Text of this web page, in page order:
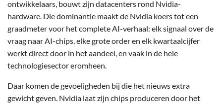
ontwikkelaars, bouwt zijn datacenters rond Nvidia-
hardware. Die dominantie maakt de Nvidia koers tot een
graadmeter voor het complete AI-verhaal: elk signaal over de
vraag naar AI-chips, elke grote order en elk kwartaalcijfer
werkt direct door in het aandeel, en vaak in de hele
technologiesector eromheen.
Daar komen de gevoeligheden bij die het nieuws extra
gewicht geven. Nvidia laat zijn chips produceren door het